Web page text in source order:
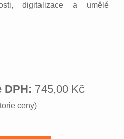
digitalizace a umělé
DPH: 745,00 Kč
ceny)